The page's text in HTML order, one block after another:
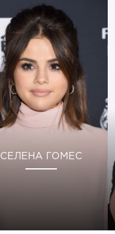
СЕЛЕНА ГОМЕС